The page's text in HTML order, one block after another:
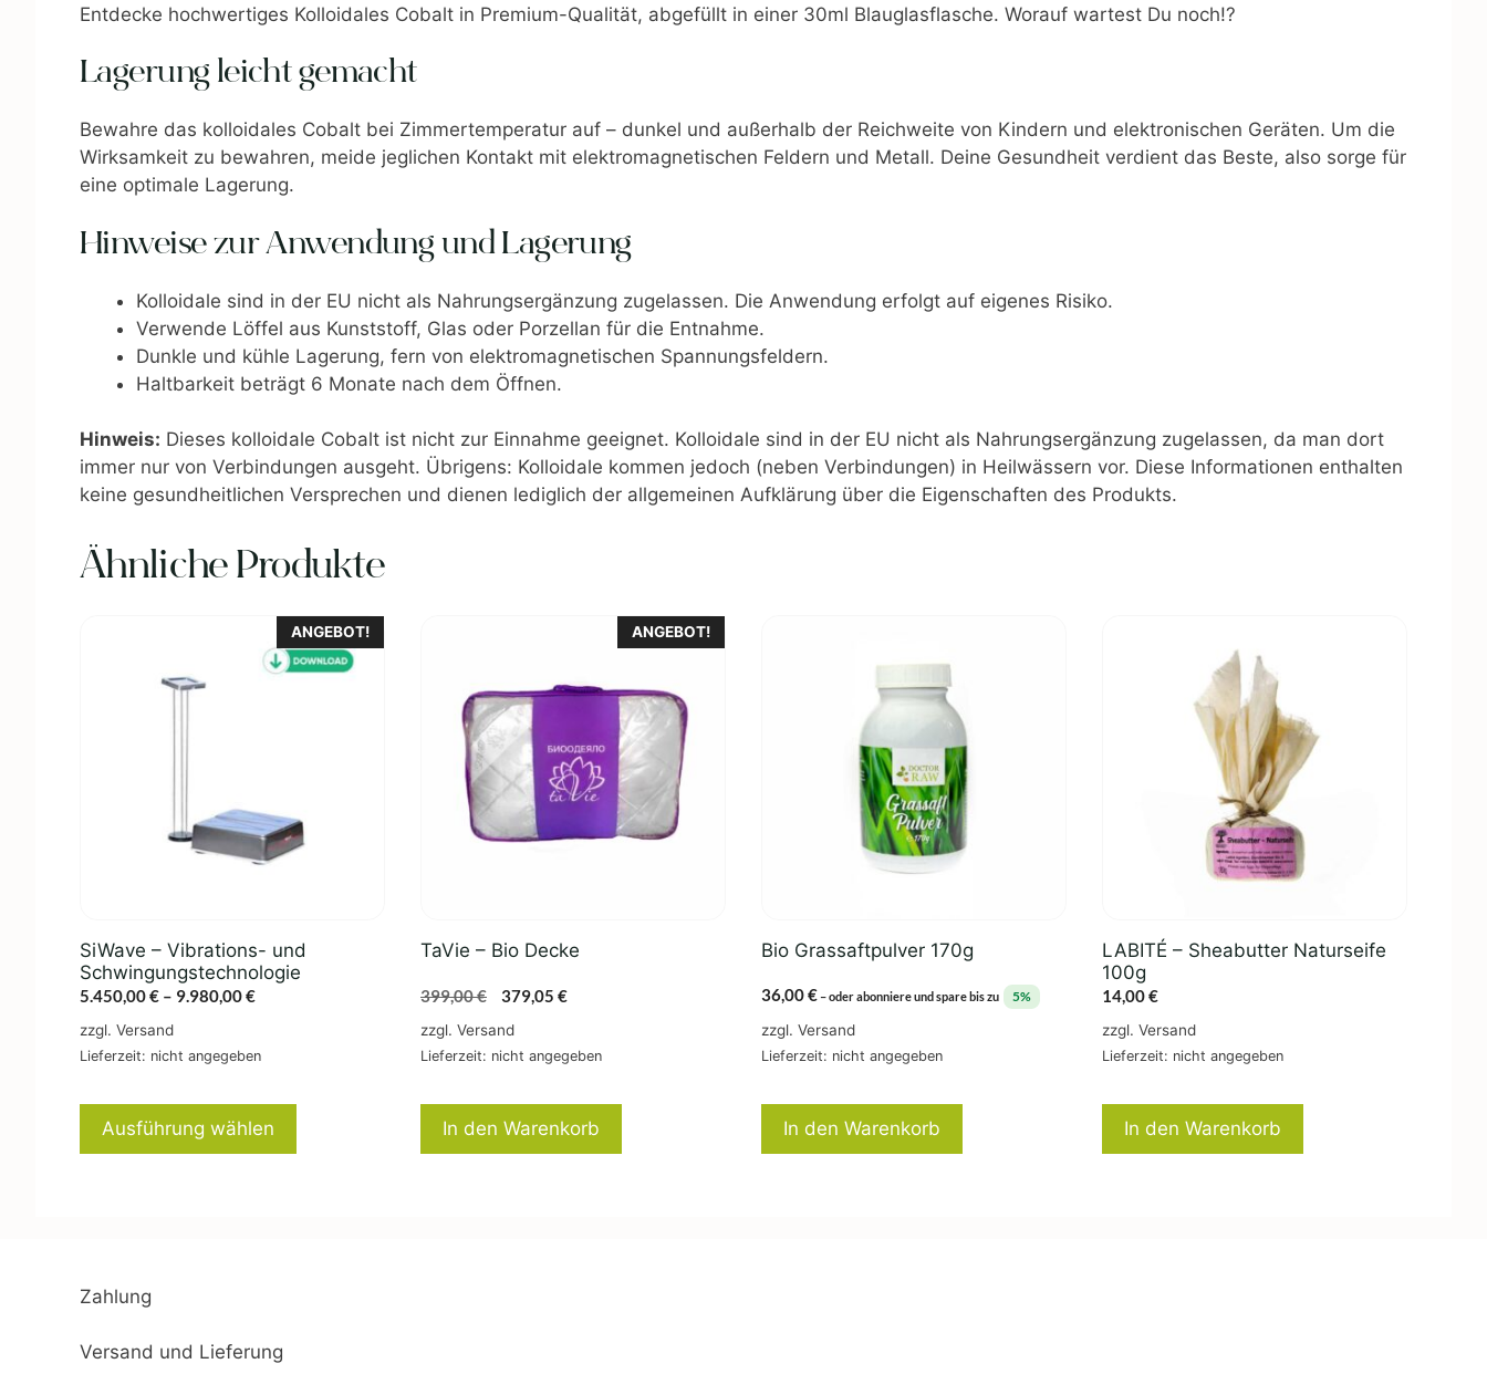
Entdecke hochwertiges Kolloidales Cobalt in Premium-Qualität, abgefüllt in einer 30ml Blauglasflasche. Worauf wartest Du noch!?
Lagerung leicht gemacht
Bewahre das kolloidales Cobalt bei Zimmertemperatur auf – dunkel und außerhalb der Reichweite von Kindern und elektronischen Geräten. Um die
Wirksamkeit zu bewahren, meide jeglichen Kontakt mit elektromagnetischen Feldern und Metall. Deine Gesundheit verdient das Beste, also sorge für
eine optimale Lagerung.
Hinweise zur Anwendung und Lagerung
Kolloidale sind in der EU nicht als Nahrungsergänzung zugelassen. Die Anwendung erfolgt auf eigenes Risiko.
Verwende Löffel aus Kunststoff, Glas oder Porzellan für die Entnahme.
Dunkle und kühle Lagerung, fern von elektromagnetischen Spannungsfeldern.
Haltbarkeit beträgt 6 Monate nach dem Öffnen.
Hinweis: Dieses kolloidale Cobalt ist nicht zur Einnahme geeignet. Kolloidale sind in der EU nicht als Nahrungsergänzung zugelassen, da man dort
immer nur von Verbindungen ausgeht. Übrigens: Kolloidale kommen jedoch (neben Verbindungen) in Heilwässern vor. Diese Informationen enthalten
keine gesundheitlichen Versprechen und dienen lediglich der allgemeinen Aufklärung über die Eigenschaften des Produkts.
Ähnliche Produkte
ANGEBOT!
SiWave – Vibrations- und
Schwingungstechnologie
5.450,00€ – 9.980,00€Preisspanne:
bis
zzgl. Versand
Lieferzeit: nicht angegeben
Ausführung wählen
gewählt
werden
ANGEBOT!
TaVie – Bio Decke
399,00€
Ursprünglicher
Preis
war:
379,05 €Aktueller
ist:
zzgl. Versand
Lieferzeit: nicht angegeben
In den Warenkorb
Bio Grassaftpulver 170g
36,00€ –oder abonniere und spare bis zu 5%
zzgl. Versand
Lieferzeit: nicht angegeben
In den Warenkorb
LABITÉ – Sheabutter Naturseife
100g
14,00€
zzgl. Versand
Lieferzeit: nicht angegeben
In den Warenkorb
Zahlung
Versand und Lieferung